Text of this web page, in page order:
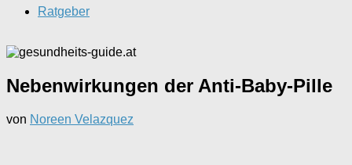
Ratgeber
Nebenwirkungen der Anti-Baby-Pille
von Noreen Velazquez